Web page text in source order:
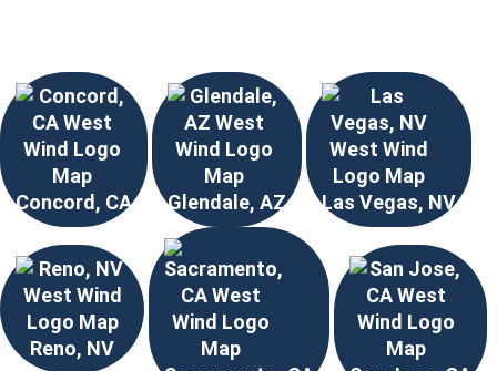
Concord, CA Glendale, AZ Las Vegas, NV
Reno, NV